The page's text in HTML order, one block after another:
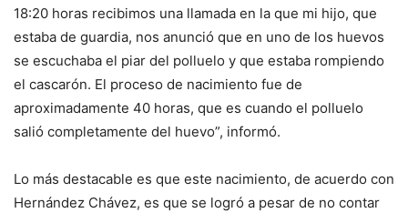
18:20 horas recibimos una llamada en la que mi hijo, que
estaba de guardia, nos anunció que en uno de los huevos
se escuchaba el piar del polluelo y que estaba rompiendo
el cascarón. El proceso de nacimiento fue de
aproximadamente 40 horas, que es cuando el polluelo
salió completamente del huevo”, informó.
Lo más destacable es que este nacimiento, de acuerdo con
Hernández Chávez, es que se logró a pesar de no contar